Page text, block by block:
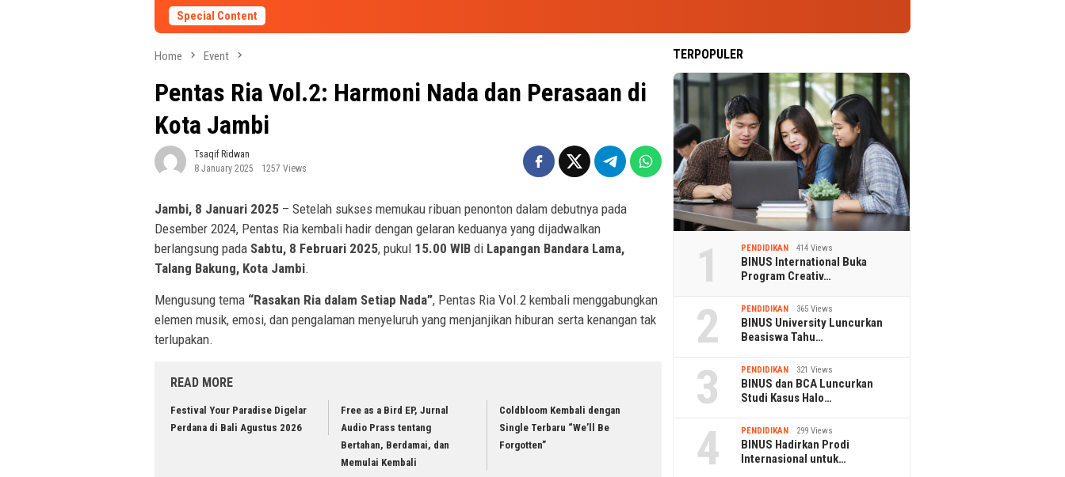
Special Content
Home Event
Pentas Ria Vol.2: Harmoni Nada dan Perasaan di
Kota Jambi
Tsaqif Ridwan
8 January 2025
1257 Views
Jambi, 8 Januari 2025 – Setelah sukses memukau ribuan penonton dalam debutnya pada
Desember 2024, Pentas Ria kembali hadir dengan gelaran keduanya yang dijadwalkan
berlangsung pada Sabtu, 8 Februari 2025, pukul 15.00 WIB di Lapangan Bandara Lama,
Talang Bakung, Kota Jambi.
Mengusung tema “Rasakan Ria dalam Setiap Nada”, Pentas Ria Vol.2 kembali menggabungkan
elemen musik, emosi, dan pengalaman menyeluruh yang menjanjikan hiburan serta kenangan tak
terlupakan.
READ MORE
Festival Your Paradise Digelar
Perdana di Bali Agustus 2026
Free as a Bird EP, Jurnal
Audio Prass tentang
Bertahan, Berdamai, dan
Memulai Kembali
Coldbloom Kembali dengan
Single Terbaru “We’ll Be
Forgotten”
TERPOPULER
1 PENDIDIKAN 414 Views
BINUS International Buka
Program Creativ…
2 PENDIDIKAN 365 Views
BINUS University Luncurkan
Beasiswa Tahu…
3 PENDIDIKAN 321 Views
BINUS dan BCA Luncurkan
Studi Kasus Halo…
4 PENDIDIKAN 299 Views
BINUS Hadirkan Prodi
Internasional untuk…